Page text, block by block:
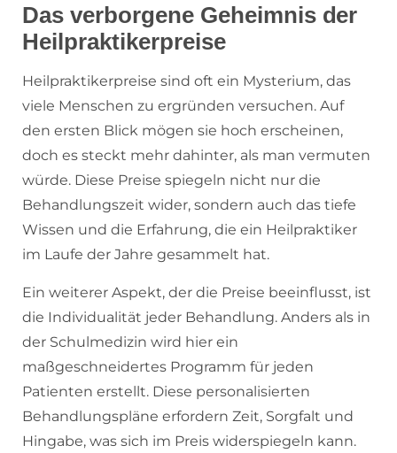
Das verborgene Geheimnis der
Heilpraktikerpreise
Heilpraktikerpreise sind oft ein Mysterium, das
viele Menschen zu ergründen versuchen. Auf
den ersten Blick mögen sie hoch erscheinen,
doch es steckt mehr dahinter, als man vermuten
würde. Diese Preise spiegeln nicht nur die
Behandlungszeit wider, sondern auch das tiefe
Wissen und die Erfahrung, die ein Heilpraktiker
im Laufe der Jahre gesammelt hat.
Ein weiterer Aspekt, der die Preise beeinflusst, ist
die Individualität jeder Behandlung. Anders als in
der Schulmedizin wird hier ein
maßgeschneidertes Programm für jeden
Patienten erstellt. Diese personalisierten
Behandlungspläne erfordern Zeit, Sorgfalt und
Hingabe, was sich im Preis widerspiegeln kann.